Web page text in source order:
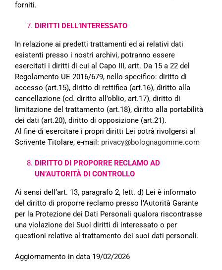
forniti.
DIRITTI DELL’INTERESSATO
In relazione ai predetti trattamenti ed ai relativi dati
esistenti presso i nostri archivi, potranno essere
esercitati i diritti di cui al Capo III, artt. Da 15 a 22 del
Regolamento UE 2016/679, nello specifico: diritto di
accesso (art.15), diritto di rettifica (art.16), diritto alla
cancellazione (cd. diritto all’oblio, art.17), diritto di
limitazione del trattamento (art.18), diritto alla portabilità
dei dati (art.20), diritto di opposizione (art.21).
Al fine di esercitare i propri diritti Lei potrà rivolgersi al
Scrivente Titolare, e-mail: privacy@bolognagomme.com
DIRITTO DI PROPORRE RECLAMO AD
UN’AUTORITÀ DI CONTROLLO
Ai sensi dell’art. 13, paragrafo 2, lett. d) Lei è informato
del diritto di proporre reclamo presso l’Autorità Garante
per la Protezione dei Dati Personali qualora riscontrasse
una violazione dei Suoi diritti di interessato o per
questioni relative al trattamento dei suoi dati personali.
Aggiornamento in data 19/02/2026